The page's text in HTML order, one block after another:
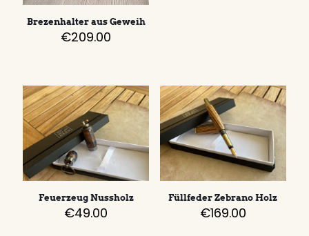
Brezenhalter aus Geweih
€209.00
Feuerzeug Nussholz
€49.00
Füllfeder Zebrano Holz
€169.00